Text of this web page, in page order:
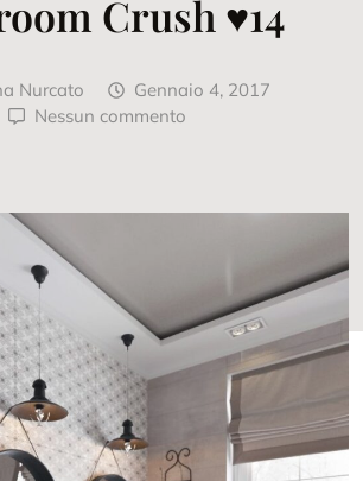
Crush ♥14
Nurcato
Gennaio 4, 2017
Nessun commento